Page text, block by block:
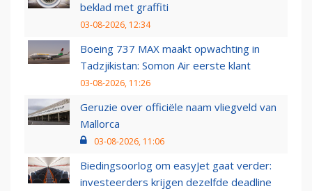
beklad met graffiti
03-08-2026, 12:34
Boeing 737 MAX maakt opwachting in
Tadzjikistan: Somon Air eerste klant
03-08-2026, 11:26
Geruzie over officiële naam vliegveld van
Mallorca
03-08-2026, 11:06
Biedingsoorlog om easyJet gaat verder:
investeerders krijgen dezelfde deadline